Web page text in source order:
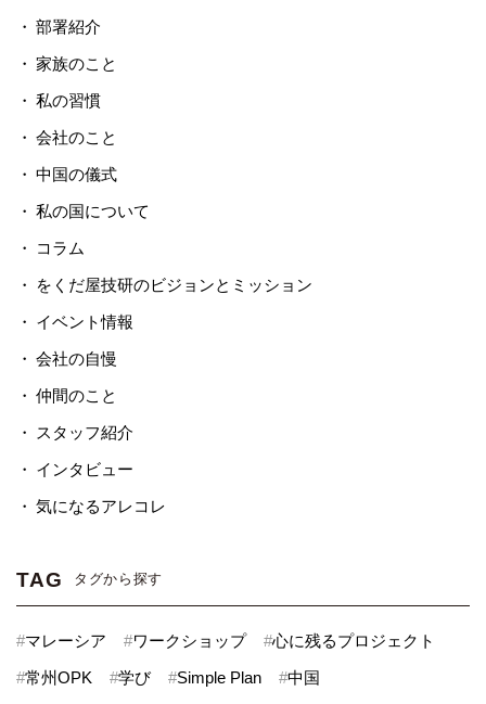
部署紹介
家族のこと
私の習慣
会社のこと
中国の儀式
私の国について
コラム
をくだ屋技研のビジョンとミッション
イベント情報
会社の自慢
仲間のこと
スタッフ紹介
インタビュー
気になるアレコレ
TAG タグから探す
#マレーシア #ワークショップ #心に残るプロジェクト
#常州OPK #学び #Simple Plan #中国